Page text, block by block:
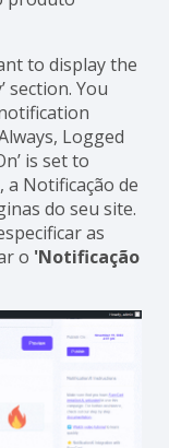
to display the
section. You
Logged
is set to
Notificação de
do seu site.
as
o 'Notificação